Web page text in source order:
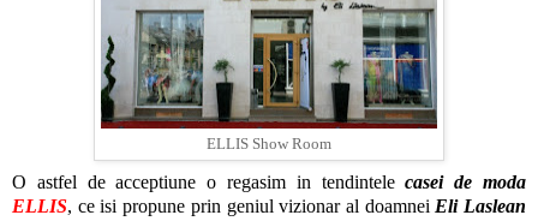
ELLIS Show Room
O astfel de acceptiune o regasim in tendintelecasei de moda
ELLIS, ce isi propune prin geniul vizionar al doamnei Eli Laslean